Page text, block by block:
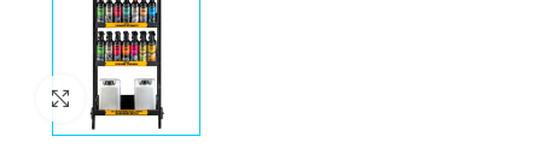
Click to enlarge